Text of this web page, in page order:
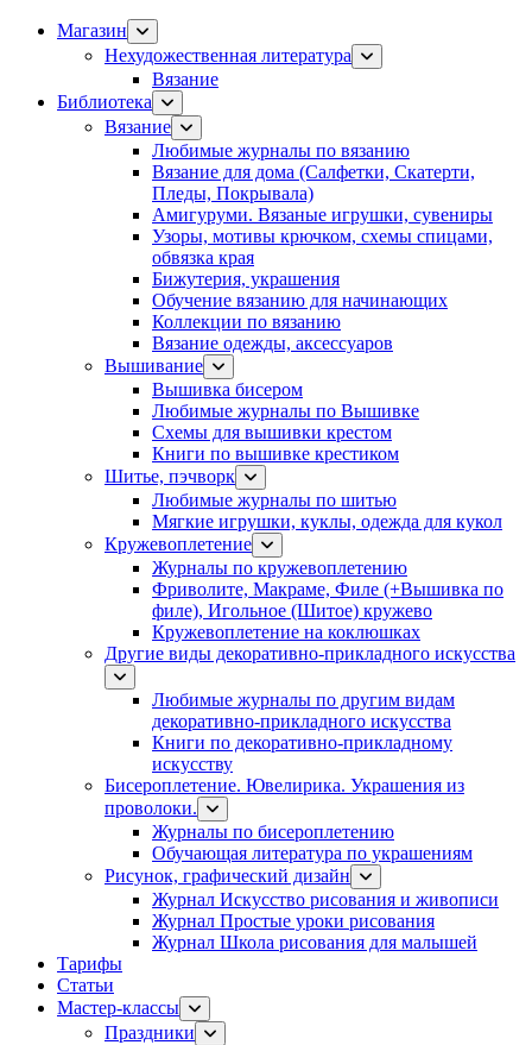
Магазин
Нехудожественная литература
Вязание
Библиотека
Вязание
Любимые журналы по вязанию
Вязание для дома (Салфетки, Скатерти,
Пледы, Покрывала)
Амигуруми. Вязаные игрушки, сувениры
Узоры, мотивы крючком, схемы спицами,
обвязка края
Бижутерия, украшения
Обучение вязанию для начинающих
Коллекции по вязанию
Вязание одежды, аксессуаров
Вышивание
Вышивка бисером
Любимые журналы по Вышивке
Схемы для вышивки крестом
Книги по вышивке крестиком
Шитье, пэчворк
Любимые журналы по шитью
Мягкие игрушки, куклы, одежда для кукол
Кружевоплетение
Журналы по кружевоплетению
Фриволите, Макраме, Филе (+Вышивка по
филе), Игольное (Шитое) кружево
Кружевоплетение на коклюшках
Другие виды декоративно-прикладного искусства
Любимые журналы по другим видам
декоративно-прикладного искусства
Книги по декоративно-прикладному
искусству
Бисероплетение. Ювелирика. Украшения из
проволоки.
Журналы по бисероплетению
Обучающая литература по украшениям
Рисунок, графический дизайн
Журнал Искусство рисования и живописи
Журнал Простые уроки рисования
Журнал Школа рисования для малышей
Тарифы
Статьи
Мастер-классы
Праздники